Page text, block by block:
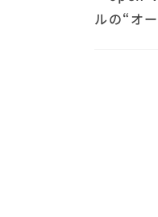
ルの“オ